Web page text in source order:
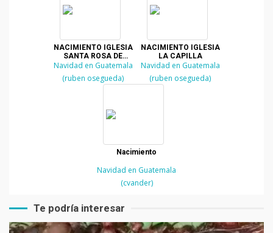
NACIMIENTO IGLESIA
SANTA ROSA DE
LIMA
Navidad en Guatemala
(ruben osegueda)
NACIMIENTO IGLESIA
LA CAPILLA
Navidad en Guatemala
(ruben osegueda)
Nacimiento
Navidad en Guatemala
(cvander)
Te podría interesar